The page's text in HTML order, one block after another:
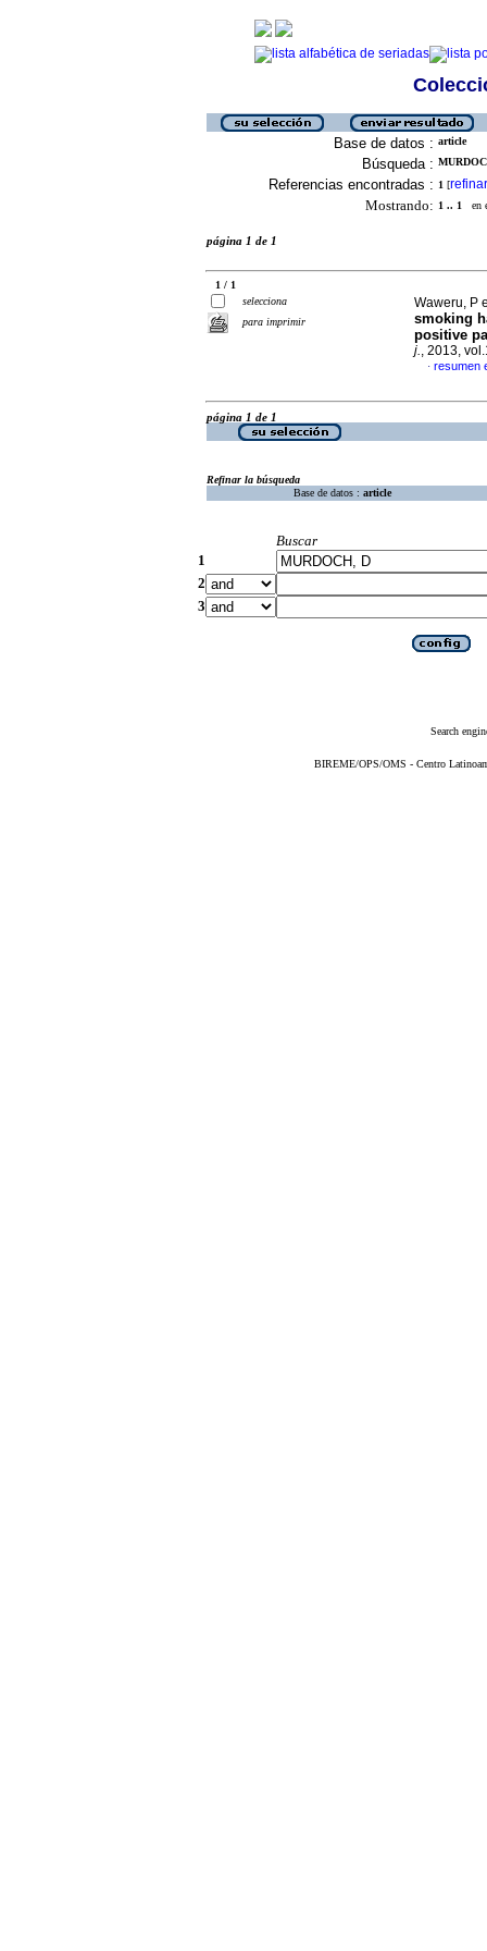
Base de datos : article
Búsqueda :
Referencias encontradas : 1 [refinar
Mostrando: 1 .. 1 en
página 1 de 1
1 / 1
selecciona
para imprimir
Waweru, P
smoking
positive
j., 2013,
· resumen
página 1 de 1
Refinar la búsqueda
Base de datos : article
Buscar
1
2
3
Search
BIREME/OPS/OMS - Centro